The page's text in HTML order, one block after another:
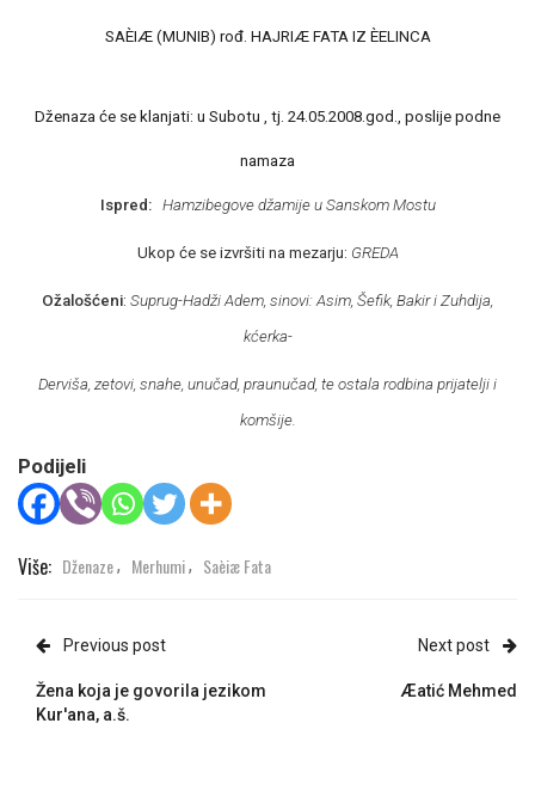
SAÈIÆ (MUNIB) rođ. HAJRIÆ FATA IZ ÈELINCA
Dženaza će se klanjati: u Subotu , tj. 24.05.2008.god., poslije podne
namaza
Ispred: Hamzibegove džamije u Sanskom Mostu
Ukop će se izvršiti na mezarju: GREDA
Ožalošćeni: Suprug-Hadži Adem, sinovi: Asim, Šefik, Bakir i Zuhdija,
kćerka-
Derviša, zetovi, snahe, unučad, praunučad, te ostala rodbina prijatelji i
komšije.
Podijeli
Više: Dženaze, Merhumi, Saèiæ Fata
Previous post
Žena koja je govorila jezikom
Kur'ana, a.š.
Next post
Æatić Mehmed